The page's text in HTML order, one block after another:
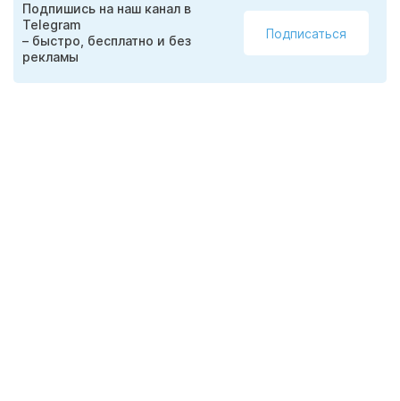
Подпишись на наш канал в
Telegram
– быстро, бесплатно и без
рекламы
Подписаться